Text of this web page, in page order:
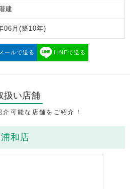
建
06月 (築10年)
メールで送る LINEで送る
扱い店舗
可能な店舗をご紹介！
和店